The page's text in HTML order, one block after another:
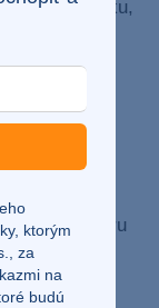
ako cukrovku,
hladiny cukru
po jedle,
hladiny
ktorým
za
na
budú